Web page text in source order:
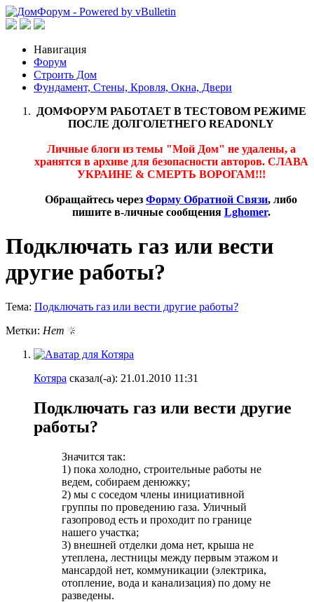
Навигация
Форум
Строить Дом
Фундамент, Стены, Кровля, Окна, Двери
ДОМФОРУМ РАБОТАЕТ В ТЕСТОВОМ РЕЖИМЕ
ПОСЛЕ ДОЛГОЛЕТНЕГО READONLY
Личные блоги из темы "Мой Дом" не удалены, а
хранятся в архиве для безопасности авторов. СЛАВА
УКРАИНЕ & СМЕРТЬ ВОРОГАМ!!!
Обращайтесь через Форму Обратной Связи, либо
пишите в-личные сообщения Lghomer.
Подключать газ или вести
другие работы?
Тема: Подключать газ или вести другие работы?
Метки: Нет
Котяра сказал(-а): 21.01.2010 11:31
Подключать газ или вести другие
работы?
Значится так:
1) пока холодно, строительные работы не
ведем, собираем денюжку;
2) мы с соседом члены инициативной
группы по проведению газа. Уличный
газопровод есть и проходит по границе
нашего участка;
3) внешней отделки дома нет, крыша не
утеплена, лестницы между первым этажом и
мансардой нет, коммуникации (электрика,
отопление, вода и канализация) по дому не
разведены.